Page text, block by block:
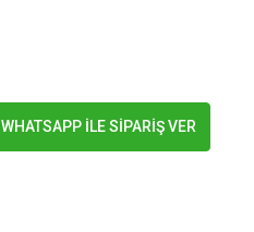
WHATSAPP İLE SİPARİŞ VER